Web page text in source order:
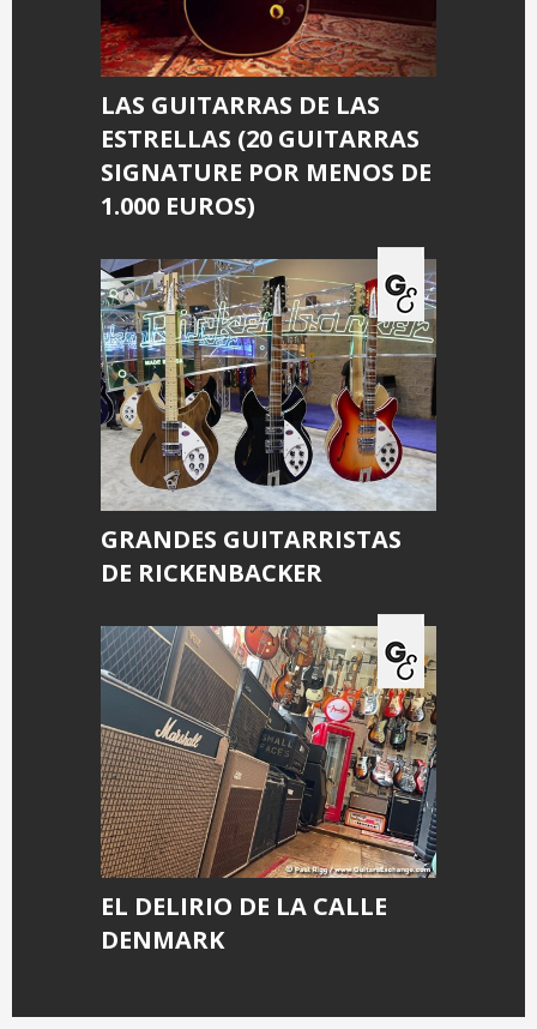
LAS GUITARRAS DE LAS
ESTRELLAS (20 GUITARRAS
SIGNATURE POR MENOS DE
1.000 EUROS)
GRANDES GUITARRISTAS
DE RICKENBACKER
EL DELIRIO DE LA CALLE
DENMARK